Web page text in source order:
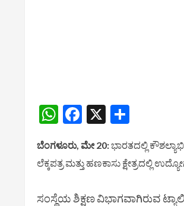
WhatsApp
Facebook
X
ಬೆಂಗಳೂರು, ಮೇ 20:ಭಾರತದಲ್ಲಿ
ಲೆಕ್ಕಪತ್ರ ಮತ್ತು ಹಣಕಾಸು ಕ್ಷೇತ್ರದಲ್ಲಿ
ಸಂಸ್ಥೆಯ ಶಿಕ್ಷಣ ವಿಭಾಗವಾಗಿರುವ